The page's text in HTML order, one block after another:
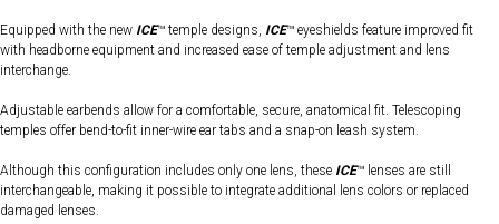
Equipped with the new ICE™ temple designs, ICE™ eyeshields feature improved fit
with headborne equipment and increased ease of temple adjustment and lens
interchange.
Adjustable earbends allow for a comfortable, secure, anatomical fit. Telescoping
temples offer bend-to-fit inner-wire ear tabs and a snap-on leash system.
Although this configuration includes only one lens, these ICE™ lenses are still
interchangeable, making it possible to integrate additional lens colors or replaced
damaged lenses.